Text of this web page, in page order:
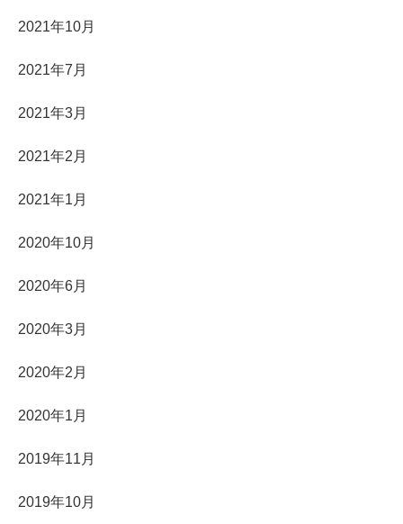
2021年10月
2021年7月
2021年3月
2021年2月
2021年1月
2020年10月
2020年6月
2020年3月
2020年2月
2020年1月
2019年11月
2019年10月